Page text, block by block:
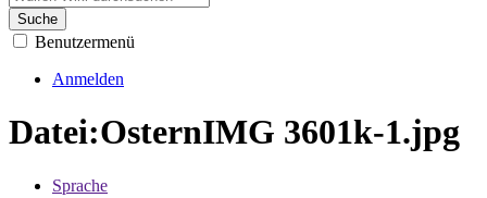
Suche
Benutzermenü
Anmelden
Datei:OsternIMG 3601k-1.jpg
Sprache